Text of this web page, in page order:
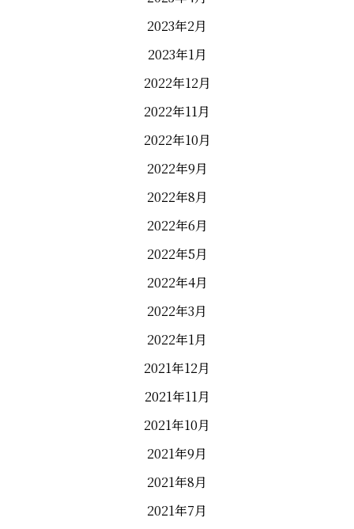
2023年2月
2023年1月
2022年12月
2022年11月
2022年10月
2022年9月
2022年8月
2022年6月
2022年5月
2022年4月
2022年3月
2022年1月
2021年12月
2021年11月
2021年10月
2021年9月
2021年8月
2021年7月